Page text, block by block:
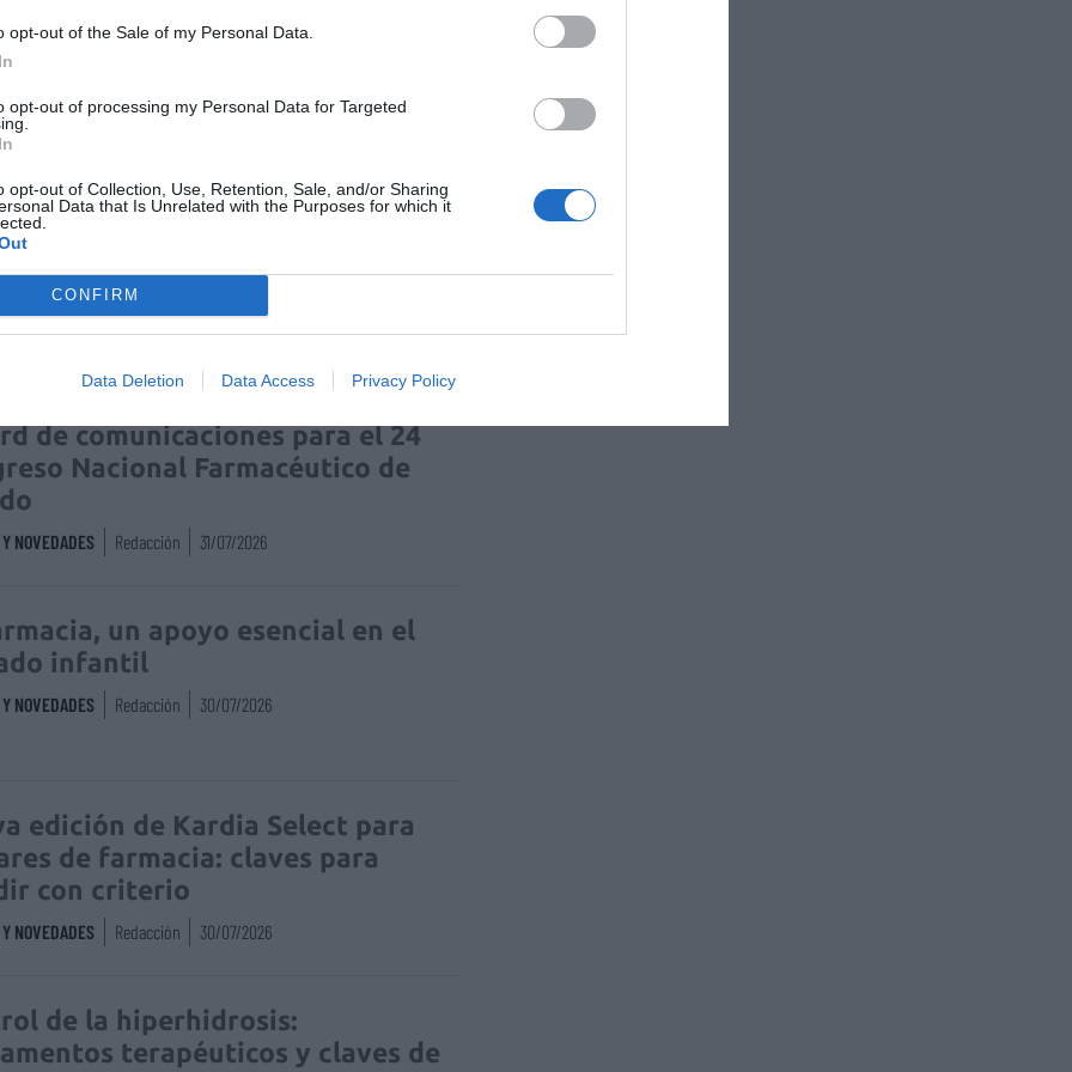
opt-out of the Sale of my Personal Data.
opt-out of processing my Personal Data for Targeted
opt-out of Collection, Use, Retention, Sale, and/or Sharing
Data that Is Unrelated with the Purposes for which it
CONFIRM
Data Deletion Data Access Privacy Policy
sequedad cutánea
online de medicamentos de
seguridad y trazabilidad
Isabel Marín Moral 28/07/2026
de comunicaciones para el 24
Nacional Farmacéutico de
NOVEDADES Redacción 31/07/2026
un apoyo esencial en el
infantil
NOVEDADES Redacción 30/07/2026
edición de Kardia Select para
de farmacia: claves para
con criterio
NOVEDADES Redacción 30/07/2026
de la hiperhidrosis:
terapéuticos y claves de